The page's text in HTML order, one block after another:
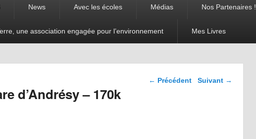
News Avec les écoles Médias Nos Partenaires !
une association engagée pour l’environnement Mes Livres
Navigation dans les
← Précédent Suivant →
d’Andrésy – 170k